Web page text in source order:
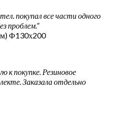
покупал все части одного
проблем.”
Ф130х200
к покупке. Резиновое
Заказала отдельно